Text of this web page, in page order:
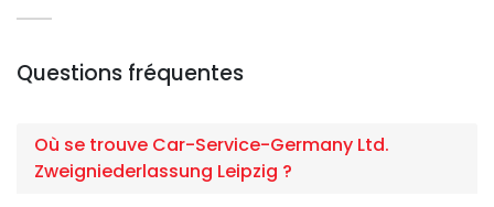
Questions fréquentes
Où se trouve Car-Service-Germany Ltd.
Zweigniederlassung Leipzig ?